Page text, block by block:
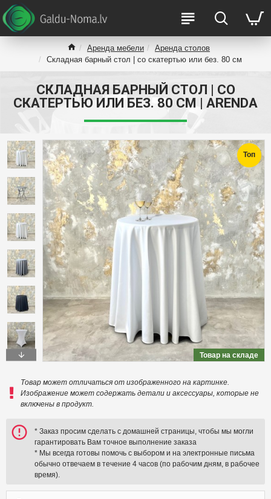
Аренда мебели
Аренда столов
Складная барный стол | со скатертью или без. 80 см
СКЛАДНАЯ БАРНЫЙ СТОЛ | СО
СКАТЕРТЬЮ ИЛИ БЕЗ. 80 СМ | ARENDA
Топ
Товар на складе
Товар может отличаться от изображенного на картинке.
Изображение может содержать детали и аксессуары, которые не
включены в продукт.
* Заказ просим сделать с домашней страницы, чтобы мы могли
гарантировать Вам точное выполнение заказа
* Мы всегда готовы помочь с выбором и на электронные письма
обычно отвечаем в течение 4 часов (по рабочим дням, в рабочее
время).